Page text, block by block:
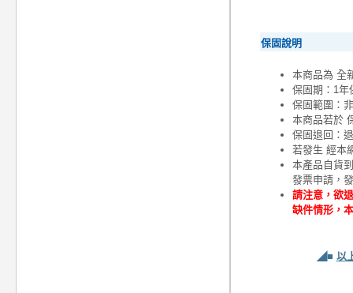
保固說明
本商品為 全
保固期：1年
保固範圍：
本商品若於
保固退回：
若發生 經本
本產品自貨
發票申請，
請注意，欲
缺件情形，
◢■ 以